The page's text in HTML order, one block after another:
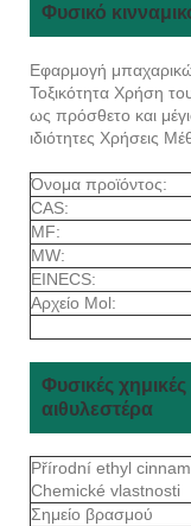
Φυσικό
Εφαρμογή
Τοξικότητα Χρήση
ως πρόσθετο και
ιδιότητες Χρήσεις
Όνομα προϊόντος:
CAS:
MF:
MW:
EINECS:
Αρχείο Mol:
Φυσικές χημικές
αιθυλεστέρα
Přírodní ethyl
Chemické vlastnosti
Σημείο βρασμού